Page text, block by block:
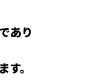
あり
。